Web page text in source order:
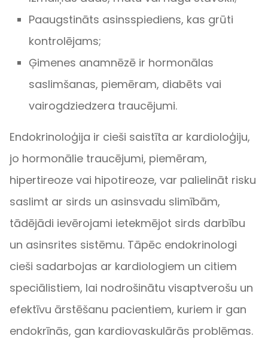
Paaugstināts asinsspiediens, kas grūti
kontrolējams;
Ģimenes anamnēzē ir hormonālas
saslimšanas, piemēram, diabēts vai
vairogdziedzera traucējumi.
Endokrinoloģija ir cieši saistīta ar kardioloģiju,
jo hormonālie traucējumi, piemēram,
hipertireoze vai hipotireoze, var palielināt risku
saslimt ar sirds un asinsvadu slimībām,
tādējādi ievērojami ietekmējot sirds darbību
un asinsrites sistēmu. Tāpēc endokrinologi
cieši sadarbojas ar kardiologiem un citiem
speciālistiem, lai nodrošinātu visaptverošu un
efektīvu ārstēšanu pacientiem, kuriem ir gan
endokrīnās, gan kardiovaskulārās problēmas.